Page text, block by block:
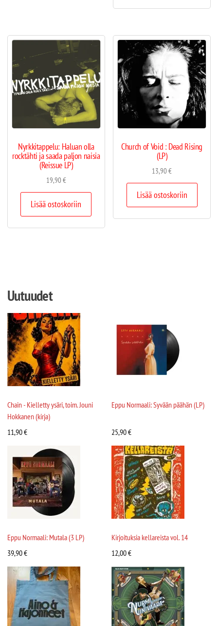
Nyrkkitappelu: Haluan olla
rocktähti ja saada paljon naisia
(Reissue LP)
19,90€
Lisää ostoskoriin
Church of Void : Dead Rising
(LP)
13,90€
Lisää ostoskoriin
Uutuudet
Chain - Kielletty ysäri, toim. Jouni
Hokkanen (kirja)
11,90€
Eppu Normaali: Syvään päähän (LP)
25,90€
Eppu Normaali: Mutala (3 LP)
39,90€
Kirjoituksia kellareista vol. 14
12,00€